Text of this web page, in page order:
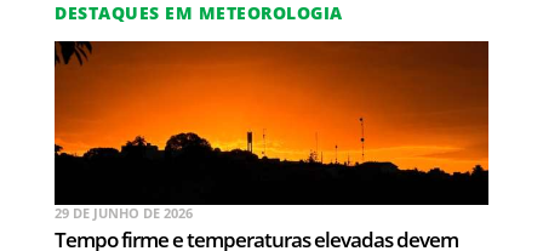
DESTAQUES EM METEOROLOGIA
29 DE JUNHO DE 2026
Tempo firme e temperaturas elevadas devem